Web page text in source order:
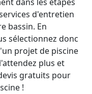
d'entretien
bassin. En
sélectionnez donc
projet de piscine
plus et
gratuits pour
!